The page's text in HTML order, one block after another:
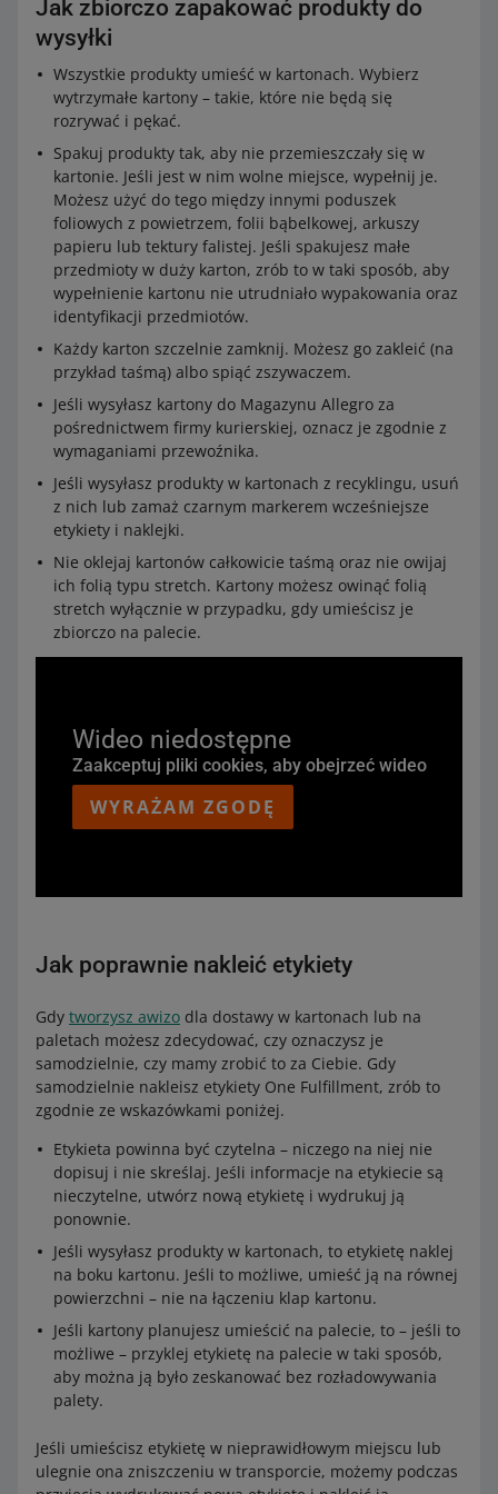
Jak zbiorczo zapakować produkty do
wysyłki
Wszystkie produkty umieść w kartonach. Wybierz
wytrzymałe kartony – takie, które nie będą się
rozrywać i pękać.
Spakuj produkty tak, aby nie przemieszczały się w
kartonie. Jeśli jest w nim wolne miejsce, wypełnij je.
Możesz użyć do tego między innymi poduszek
foliowych z powietrzem, folii bąbelkowej, arkuszy
papieru lub tektury falistej. Jeśli spakujesz małe
przedmioty w duży karton, zrób to w taki sposób, aby
wypełnienie kartonu nie utrudniało wypakowania oraz
identyfikacji przedmiotów.
Każdy karton szczelnie zamknij. Możesz go zakleić (na
przykład taśmą) albo spiąć zszywaczem.
Jeśli wysyłasz kartony do Magazynu Allegro za
pośrednictwem firmy kurierskiej, oznacz je zgodnie z
wymaganiami przewoźnika.
Jeśli wysyłasz produkty w kartonach z recyklingu, usuń
z nich lub zamaż czarnym markerem wcześniejsze
etykiety i naklejki.
Nie oklejaj kartonów całkowicie taśmą oraz nie owijaj
ich folią typu stretch. Kartony możesz owinąć folią
stretch wyłącznie w przypadku, gdy umieścisz je
zbiorczo na palecie.
Wideo niedostępne
Zaakceptuj pliki cookies, aby obejrzeć wideo
WYRAŻAM ZGODĘ
Jak poprawnie nakleić etykiety
Gdy tworzysz awizo dla dostawy w kartonach lub na
paletach możesz zdecydować, czy oznaczysz je
samodzielnie, czy mamy zrobić to za Ciebie. Gdy
samodzielnie nakleisz etykiety One Fulfillment, zrób to
zgodnie ze wskazówkami poniżej.
Etykieta powinna być czytelna – niczego na niej nie
dopisuj i nie skreślaj. Jeśli informacje na etykiecie są
nieczytelne, utwórz nową etykietę i wydrukuj ją
ponownie.
Jeśli wysyłasz produkty w kartonach, to etykietę naklej
na boku kartonu. Jeśli to możliwe, umieść ją na równej
powierzchni – nie na łączeniu klap kartonu.
Jeśli kartony planujesz umieścić na palecie, to – jeśli to
możliwe – przyklej etykietę na palecie w taki sposób,
aby można ją było zeskanować bez rozładowywania
palety.
Jeśli umieścisz etykietę w nieprawidłowym miejscu lub
ulegnie ona zniszczeniu w transporcie, możemy podczas